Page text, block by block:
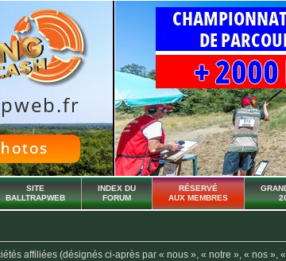
SITE
BALLTRAPWEB
INDEX DU
FORUM
RÉSERVÉ
AUX MEMBRES
affiliées (désignés ci-après par « nous », « notre », « nos »,